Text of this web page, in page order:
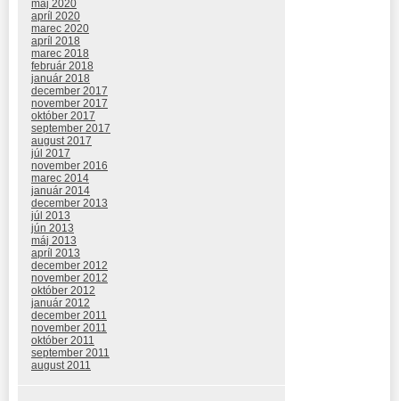
máj 2020
apríl 2020
marec 2020
apríl 2018
marec 2018
február 2018
január 2018
december 2017
november 2017
október 2017
september 2017
august 2017
júl 2017
november 2016
marec 2014
január 2014
december 2013
júl 2013
jún 2013
máj 2013
apríl 2013
december 2012
november 2012
október 2012
január 2012
december 2011
november 2011
október 2011
september 2011
august 2011